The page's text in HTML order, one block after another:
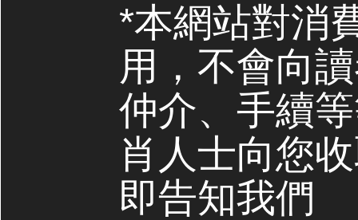
*本網站對消
用，不會向
仲介、手續
肖人士向您
即告知我們